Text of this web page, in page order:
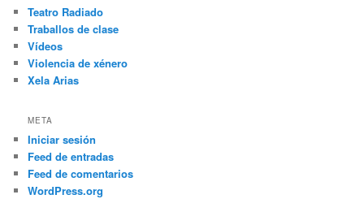
Teatro Radiado
Traballos de clase
Vídeos
Violencia de xénero
Xela Arias
META
Iniciar sesión
Feed de entradas
Feed de comentarios
WordPress.org